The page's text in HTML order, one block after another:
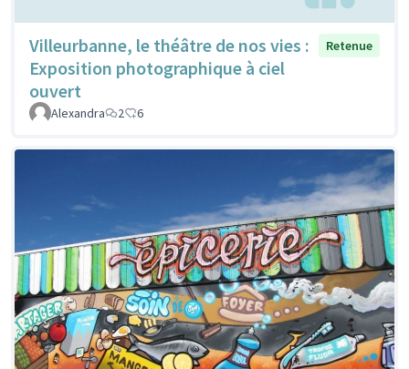
Villeurbanne, le théâtre de nos vies :
Exposition photographique à ciel
ouvert
Retenue
Alexandra 2 6